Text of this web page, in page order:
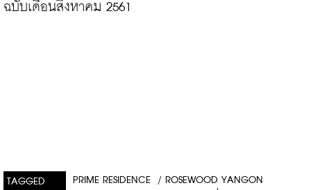
ฉบับเดือนสิงหาคม 2561
TAGGED
PRIME RESIDENCE / ROSEWOOD YANGON